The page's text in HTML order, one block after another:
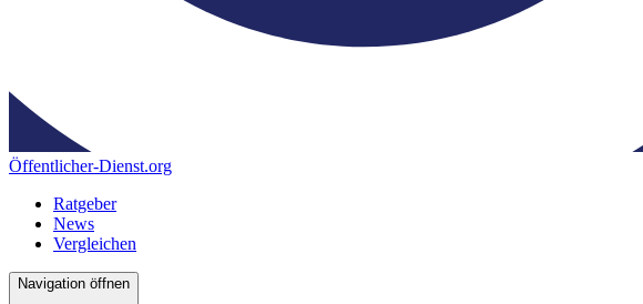
Öffentlicher-Dienst.org
Ratgeber
News
Vergleichen
Navigation öffnen